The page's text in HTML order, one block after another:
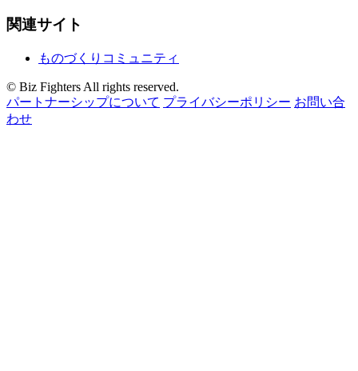
関連サイト
ものづくりコミュニティ
© Biz Fighters All rights reserved.
パートナーシップについて プライバシーポリシー お問い合
わせ